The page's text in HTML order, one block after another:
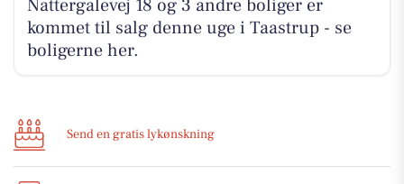
Nattergalevej 18 og 3 andre boliger er
kommet til salg denne uge i Taastrup - se
boligerne her.
Send en gratis lykønskning